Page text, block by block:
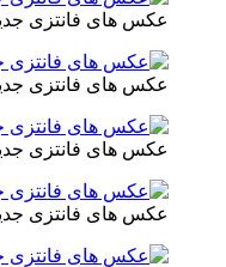
عکس های فانتزی جدید و
عکس های فانتزی جدید و
عکس های فانتزی جدید و
عکس های فانتزی جدید و